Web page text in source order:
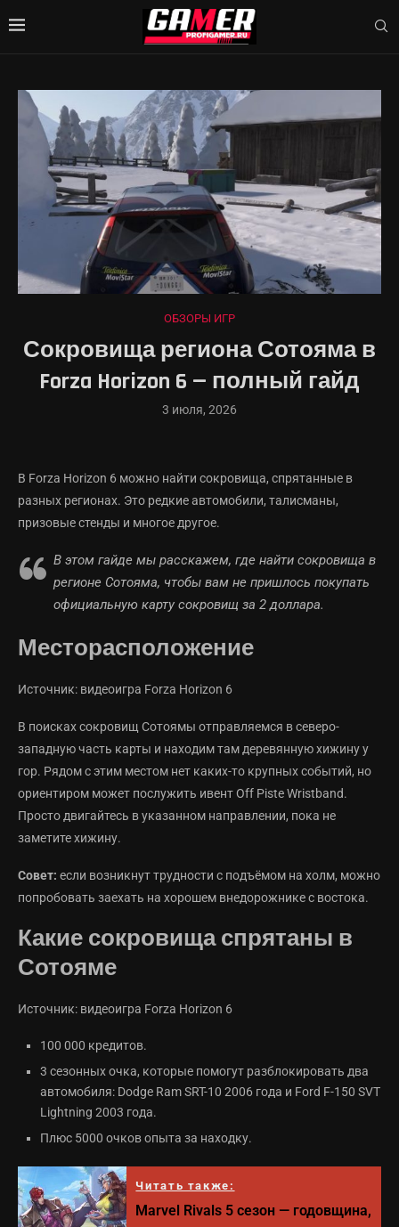
ОБЗОРЫ ИГР
Сокровища региона Сотояма в
Forza Horizon 6 — полный гайд
3 июля, 2026
В Forza Horizon 6 можно найти сокровища, спрятанные в
разных регионах. Это редкие автомобили, талисманы,
призовые стенды и многое другое.
В этом гайде мы расскажем, где найти сокровища в
регионе Сотояма, чтобы вам не пришлось покупать
официальную карту сокровищ за 2 доллара.
Месторасположение
Источник: видеоигра Forza Horizon 6
В поисках сокровищ Сотоямы отправляемся в северо-
западную часть карты и находим там деревянную хижину у
гор. Рядом с этим местом нет каких-то крупных событий, но
ориентиром может послужить ивент Off Piste Wristband.
Просто двигайтесь в указанном направлении, пока не
заметите хижину.
Совет: если возникнут трудности с подъёмом на холм, можно
попробовать заехать на хорошем внедорожнике с востока.
Какие сокровища спрятаны в
Сотояме
Источник: видеоигра Forza Horizon 6
100 000 кредитов.
3 сезонных очка, которые помогут разблокировать два
автомобиля: Dodge Ram SRT-10 2006 года и Ford F-150 SVT
Lightning 2003 года.
Плюс 5000 очков опыта за находку.
Читать также:
Marvel Rivals 5 сезон — годовщина,